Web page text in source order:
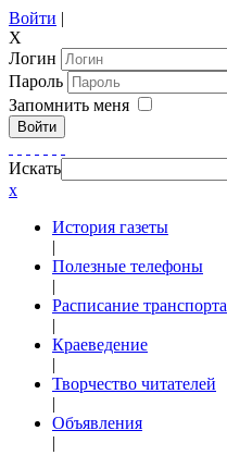
Войти |
X
Логин
Пароль
Запомнить меня
Войти
Искать
x
История газеты
|
Полезные телефоны
|
Расписание транспорта
|
Краеведение
|
Творчество читателей
|
Объявления
|